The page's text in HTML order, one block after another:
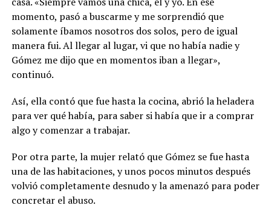
momento, pasó a buscarme y me sorprendió que
solamente íbamos nosotros dos solos, pero de igual
manera fui. Al llegar al lugar, vi que no había nadie y
Gómez me dijo que en momentos iban a llegar»,
continuó.
Así, ella contó que fue hasta la cocina, abrió la heladera
para ver qué había, para saber si había que ir a comprar
algo y comenzar a trabajar.
Por otra parte, la mujer relató que Gómez se fue hasta
una de las habitaciones, y unos pocos minutos después
volvió completamente desnudo y la amenazó para poder
concretar el abuso.